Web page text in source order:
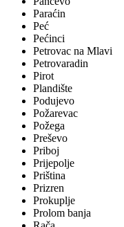
Paraćin
Peć
Pećinci
Petrovac na Mlavi
Petrovaradin
Pirot
Plandište
Podujevo
Požarevac
Požega
Preševo
Priboj
Prijepolje
Priština
Prizren
Prokuplje
Prolom banja